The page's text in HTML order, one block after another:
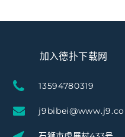
加入德扑下载网
13594780319